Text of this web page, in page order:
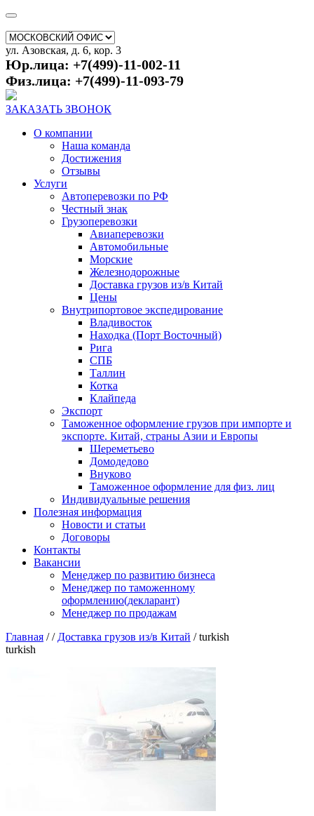
ул. Азовская, д. 6, кор. 3
Юр.лица: +7(499)-11-002-11
Физ.лица: +7(499)-11-093-79
ЗАКАЗАТЬ ЗВОНОК
О компании
Наша команда
Достижения
Отзывы
Услуги
Автоперевозки по РФ
Честный знак
Грузоперевозки
Авиаперевозки
Автомобильные
Морские
Железнодорожные
Доставка грузов из/в Китай
Цены
Внутрипортовое экспедирование
Владивосток
Находка (Порт Восточный)
Рига
СПБ
Таллин
Котка
Клайпеда
Экспорт
Таможенное оформление грузов при импорте и
экспорте. Китай, страны Азии и Европы
Шереметьево
Домодедово
Внуково
Таможенное оформление для физ. лиц
Индивидуальные решения
Полезная информация
Новости и статьи
Договоры
Контакты
Вакансии
Менеджер по развитию бизнеса
Менеджер по таможенному
оформлению(декларант)
Менеджер по продажам
Главная // Доставка грузов из/в Китай /turkish
turkish